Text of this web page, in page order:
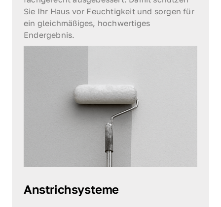
Sie Ihr Haus vor Feuchtigkeit und sorgen für
ein gleichmäßiges, hochwertiges
Endergebnis.
Anstrichsysteme